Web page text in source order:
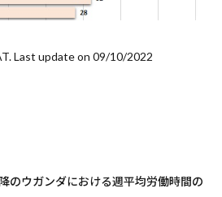
Last update on 09/10/2022
のウガンダにおける週平均労働時間の